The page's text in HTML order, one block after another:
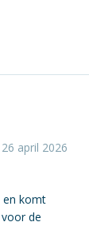
26 april 2026
en komt
de